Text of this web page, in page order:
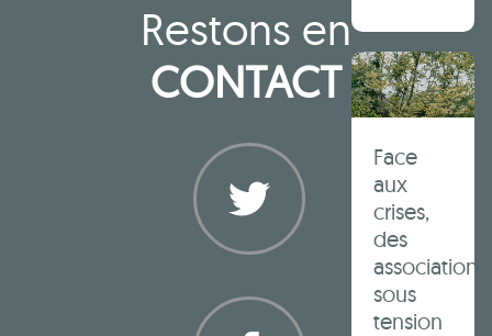
Face
aux
crises,
des
associations
sous
tension
Restons en
CONTACT